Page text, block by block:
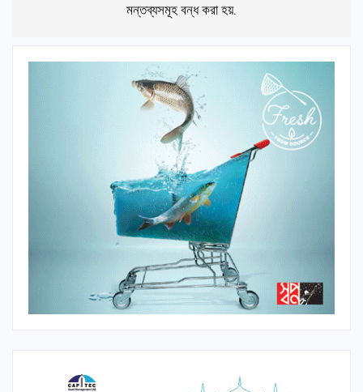
মন্তব্যসমূহ বন্ধ করা হয়.